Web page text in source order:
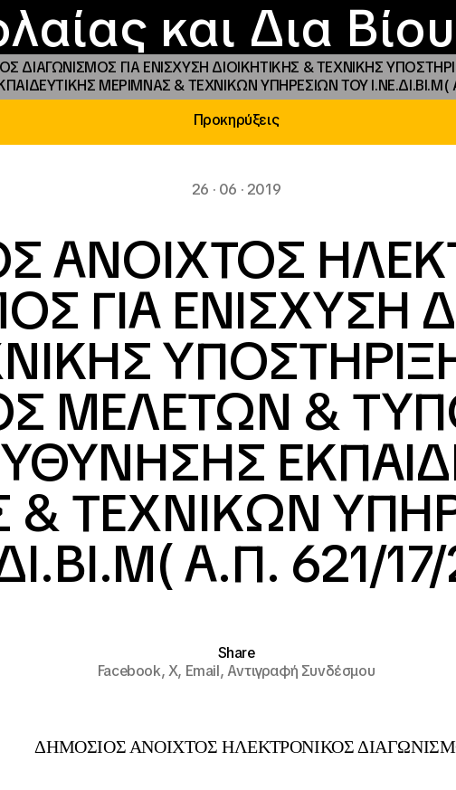
και Δια
Το ΙΝΕΔΙΒΙΜ
και
Φοιτητικές Εστίες
Νέα
Επικοινωνία
ΔΙΑΓΩΝΙΣΜΟΣ ΓΙΑ ΕΝΙΣΧΥΣΗ ΔΙΟΙΚΗΤΙΚΗΣ & ΤΕΧΝΙΚΗΣ
ΜΕΡΙΜΝΑΣ & ΤΕΧΝΙΚΩΝ ΥΠΗΡΕΣΙΩΝ ΤΟΥ Ι.ΝΕ.ΔΙ.ΒΙ.Μ(
Προκηρύξεις
26 · 06 · 2019
ΑΝΟΙΧΤΟΣ
ΓΙΑ ΕΝΙΣΧΥΣΗ
ΜΕΛΕΤΩΝ &
ΤΕΧΝΙΚΩΝ
Α.Π. 621/
Share
Facebook,X, Email,Αντιγραφή Συνδέσμου
ΔΗΜΟΣΙΟΣ ΑΝΟΙΧΤΟΣ ΗΛΕΚΤΡΟΝΙΚΟΣ